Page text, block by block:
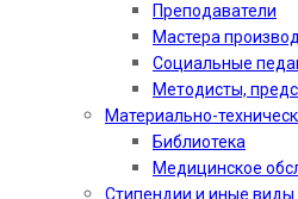
Преподаватели
Мастера
Социальные
Методисты,
Материально-
Библиотека
Медицинское
Стипендии и иные